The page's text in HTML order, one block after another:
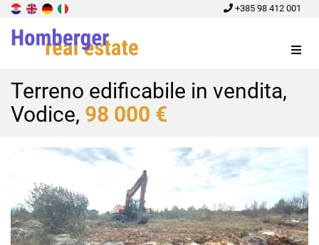
+385 98 412 001
Menu
Terreno edificabile in vendita,
Vodice, 98 000 €